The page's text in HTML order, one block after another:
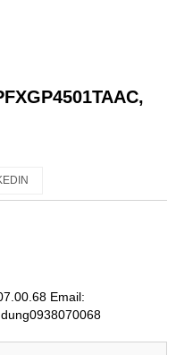
Email: